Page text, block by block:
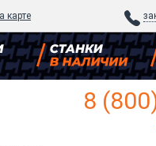
карте
8